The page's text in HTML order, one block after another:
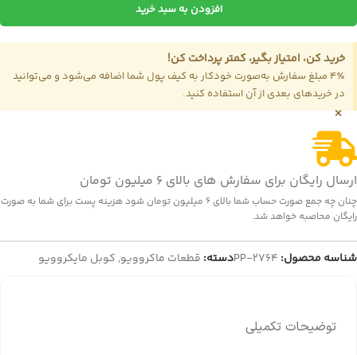
افزودن به سبد خرید
خرید کن، امتیاز بگیر، کمتر پرداخت کن!
4٪ مبلغ سفارش به‌صورت خودکار به کیف پول شما اضافه می‌شود و می‌توانید
در خریدهای بعدی از آن استفاده کنید.
×
ارسال رایگان برای سفارش های بالای 6 میلیون تومان
چنان چه جمع صورت حساب شما بالای 6 میلیون تومان شود هزینه پست برای شما به صورت
رایگان محاصبه خواهد شد.
شناسه محصول: PP-2764دسته: قطعات ماکروویو, کوبل مایکروویو
توضیحات تکمیلی